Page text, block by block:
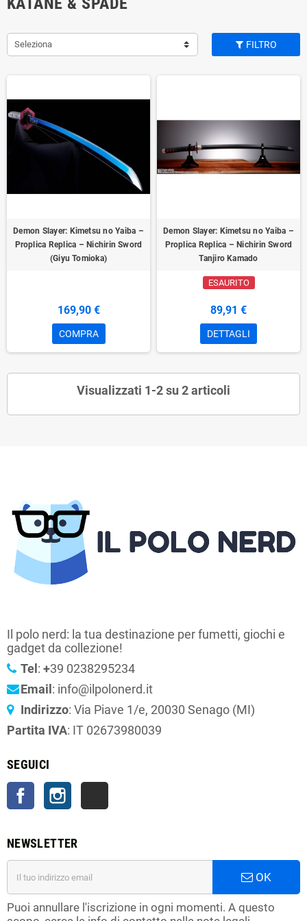
Seleziona FILTRO
Demon Slayer: Kimetsu no Yaiba –
Proplica Replica – Nichirin Sword
(Giyu Tomioka)
169,90 €
COMPRA
Demon Slayer: Kimetsu no Yaiba –
Proplica Replica – Nichirin Sword
Tanjiro Kamado
ESAURITO
89,91 €
DETTAGLI
Visualizzati 1-2 su 2 articoli
Il polo nerd: la tua destinazione per fumetti, giochi e
gadget da collezione!
Tel : +39 0238295234
Email : info@ilpolonerd.it
Indirizzo: Via Piave 1/e, 20030 Senago (MI)
Partita IVA: IT 02673980039
SEGUICI
FacebookInstagram
NEWSLETTER
OK
Puoi annullare l'iscrizione in ogni momenti. A questo